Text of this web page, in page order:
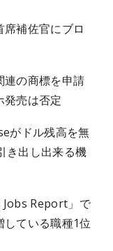
席補佐官にブロ
連の商標を申請
発売は否定
がドル残高を無
き出し出来る機
Report」で
ている職種1位